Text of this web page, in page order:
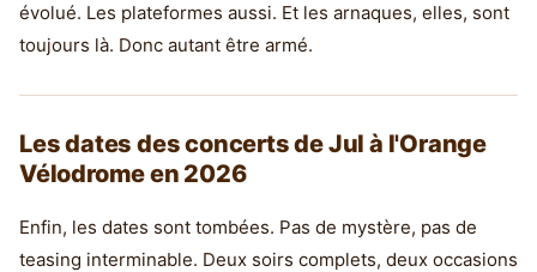
évolué. Les plateformes aussi. Et les arnaques, elles, sont
toujours là. Donc autant être armé.
Les dates des concerts de Jul à l'Orange
Vélodrome en 2026
Enfin, les dates sont tombées. Pas de mystère, pas de
teasing interminable. Deux soirs complets, deux occasions